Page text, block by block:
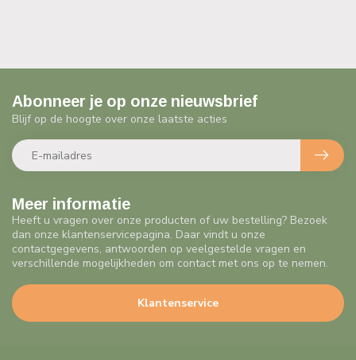
Meer informatie
Heeft u vragen over onze producten of uw bestelling? Bezoek
dan onze klantenservicepagina. Daar vindt u onze
contactgegevens, antwoorden op veelgestelde vragen en
verschillende mogelijkheden om contact met ons op te nemen.
Klantenservice
Abonneer je op onze nieuwsbrief
Blijf op de hoogte over onze laatste acties